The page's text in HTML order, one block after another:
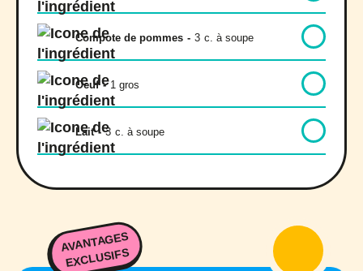
Compote de pommes - 3 c. à soupe
Oeuf - 1 gros
Lait - 3 c. à soupe
AVANTAGES
EXCLUSIFS